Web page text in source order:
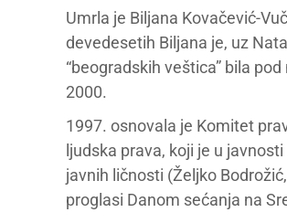
Umrla je Biljana Kovačević-
devedesetih Biljana je, uz
“beogradskih veštica” bila
2000.
1997. osnovala je Komitet
ljudska prava, koji je u
javnih ličnosti (Željko
proglasi Danom sećanja na